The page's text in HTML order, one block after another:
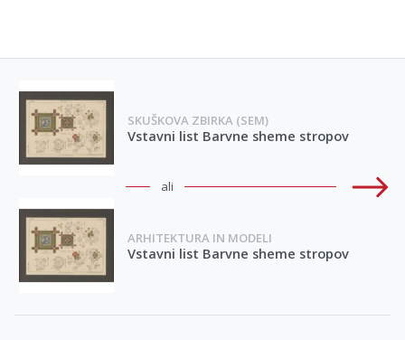
SKUŠKOVA ZBIRKA (SEM)
Vstavni list Barvne sheme stropov
ali
ARHITEKTURA IN MODELI
Vstavni list Barvne sheme stropov